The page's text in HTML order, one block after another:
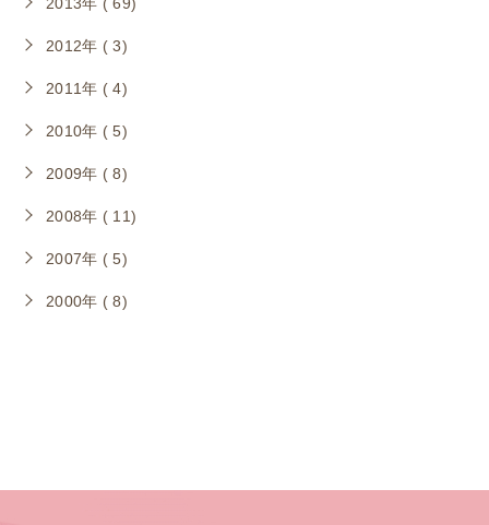
2012年 ( 3)
2011年 ( 4)
2010年 ( 5)
2009年 ( 8)
2008年 ( 11)
2007年 ( 5)
2000年 ( 8)